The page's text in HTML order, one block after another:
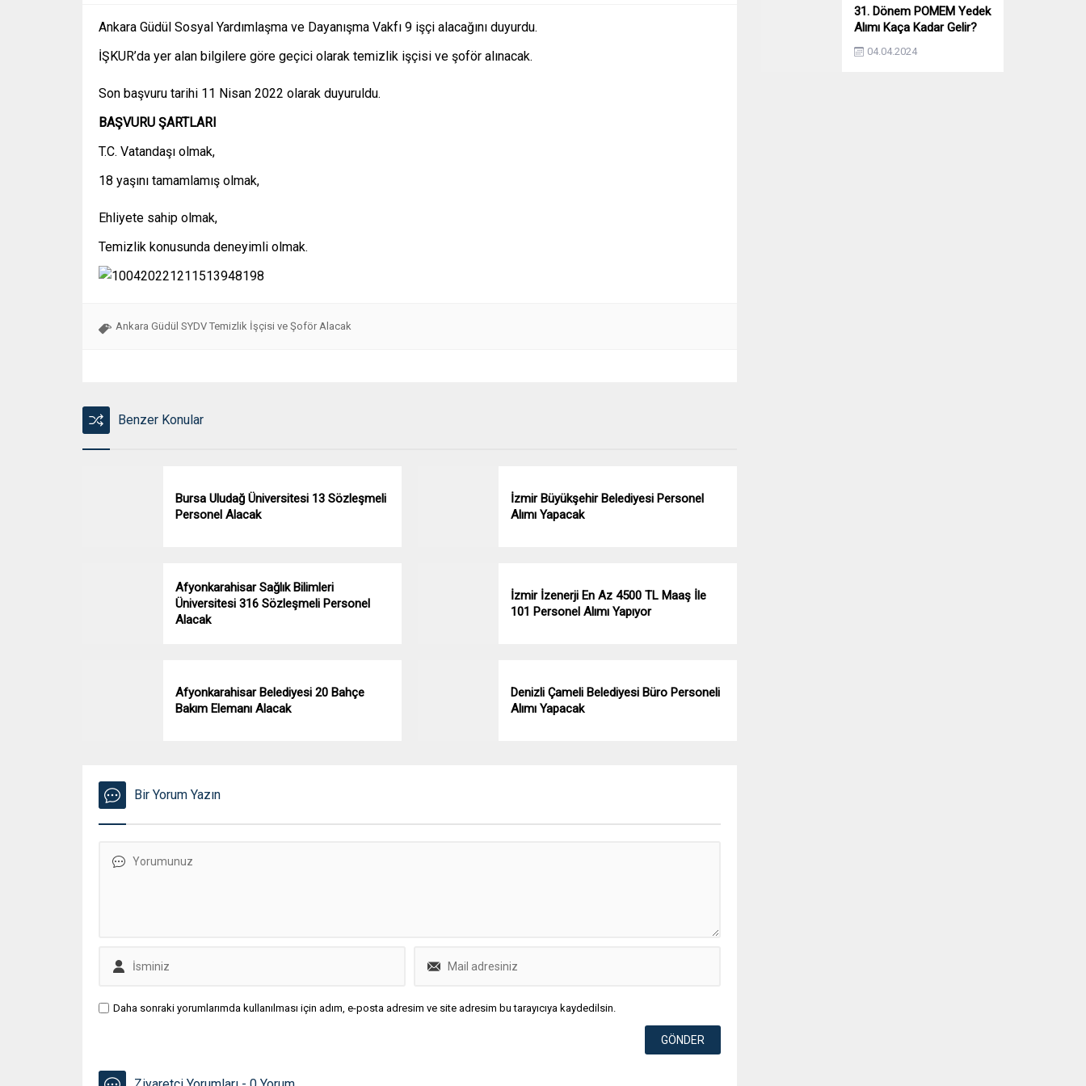
Ankara Güdül Sosyal Yardımlaşma ve Dayanışma Vakfı 9 işçi alacağını duyurdu.
İŞKUR’da yer alan bilgilere göre geçici olarak temizlik işçisi ve şoför alınacak.
Son başvuru tarihi 11 Nisan 2022 olarak duyuruldu.
BAŞVURU ŞARTLARI
T.C. Vatandaşı olmak,
18 yaşını tamamlamış olmak,
Ehliyete sahip olmak,
Temizlik konusunda deneyimli olmak.
Ankara Güdül SYDV Temizlik İşçisi ve Şoför Alacak
Benzer Konular
Bursa Uludağ Üniversitesi 13 Sözleşmeli
Personel Alacak
İzmir Büyükşehir Belediyesi Personel
Alımı Yapacak
Afyonkarahisar Sağlık Bilimleri
Üniversitesi 316 Sözleşmeli Personel
Alacak
İzmir İzenerji En Az 4500 TL Maaş İle
101 Personel Alımı Yapıyor
Afyonkarahisar Belediyesi 20 Bahçe
Bakım Elemanı Alacak
Denizli Çameli Belediyesi Büro Personeli
Alımı Yapacak
Bir Yorum Yazın
Daha sonraki yorumlarımda kullanılması için adım, e-posta adresim ve site adresim bu tarayıcıya kaydedilsin.
31. Dönem POMEM Yedek
Alımı Kaça Kadar Gelir?
Yıllara Göre Yedek Alımı
04.04.2024